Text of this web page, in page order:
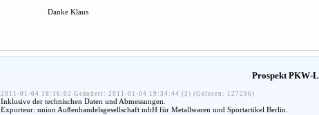
Danke Klaus
Prospekt PKW-
2011-01-04 18:16:02 Geändert: 2011-01-04 19:34:44 (3) (Gelesen: 127296)
Inklusive der technischen Daten und Abmessungen.
Exporteur: union Außenhandelsgesellschaft mbH für Metallwaren und Sportartikel Berlin.